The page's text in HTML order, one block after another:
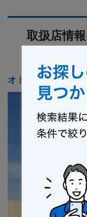
取扱店情報
オトロン 館林イン